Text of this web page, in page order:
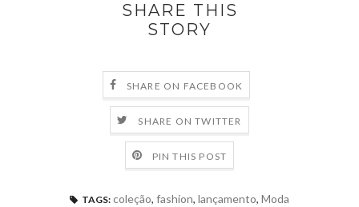
SHARE THIS
STORY
SHARE ON FACEBOOK
SHARE ON TWITTER
PIN THIS POST
TAGS: coleção, fashion, lançamento, Moda